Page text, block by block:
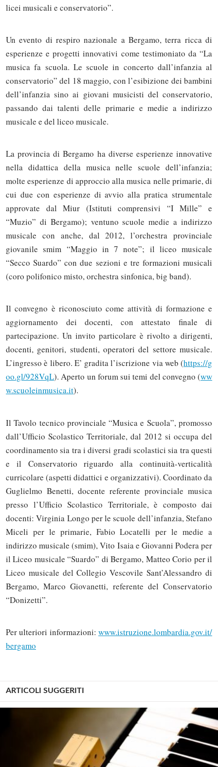
licei musicali e conservatorio”.
Un evento di respiro nazionale a Bergamo, terra ricca di
esperienze e progetti innovativi come testimoniato da “La
musica fa scuola. Le scuole in concerto dall’infanzia al
conservatorio” del 18 maggio, con l’esibizione dei bambini
dell’infanzia sino ai giovani musicisti del conservatorio,
passando dai talenti delle primarie e medie a indirizzo
musicale e del liceo musicale.
La provincia di Bergamo ha diverse esperienze innovative
nella didattica della musica nelle scuole dell’infanzia;
molte esperienze di approccio alla musica nelle primarie, di
cui due con esperienze di avvio alla pratica strumentale
approvate dal Miur (Istituti comprensivi “I Mille” e
“Muzio” di Bergamo); ventuno scuole medie a indirizzo
musicale con anche, dal 2012, l’orchestra provinciale
giovanile smim “Maggio in 7 note”; il liceo musicale
“Secco Suardo” con due sezioni e tre formazioni musicali
(coro polifonico misto, orchestra sinfonica, big band).
Il convegno è riconosciuto come attività di formazione e
aggiornamento dei docenti, con attestato finale di
partecipazione. Un invito particolare è rivolto a dirigenti,
docenti, genitori, studenti, operatori del settore musicale.
L’ingresso è libero. E’ gradita l’iscrizione via web (https://g
oo.gl/928VqL). Aperto un forum sui temi del convegno (ww
w.scuoleinmusica.it).
Il Tavolo tecnico provinciale “Musica e Scuola”, promosso
dall’Ufficio Scolastico Territoriale, dal 2012 si occupa del
coordinamento sia tra i diversi gradi scolastici sia tra questi
e il Conservatorio riguardo alla continuità-verticalità
curricolare (aspetti didattici e organizzativi). Coordinato da
Guglielmo Benetti, docente referente provinciale musica
presso l’Ufficio Scolastico Territoriale, è composto dai
docenti: Virginia Longo per le scuole dell’infanzia, Stefano
Miceli per le primarie, Fabio Locatelli per le medie a
indirizzo musicale (smim), Vito Isaia e Giovanni Podera per
il Liceo musicale “Suardo” di Bergamo, Matteo Corio per il
Liceo musicale del Collegio Vescovile Sant’Alessandro di
Bergamo, Marco Giovanetti, referente del Conservatorio
“Donizetti”.
Per ulteriori informazioni: www.istruzione.lombardia.gov.it/
bergamo
ARTICOLI SUGGERITI